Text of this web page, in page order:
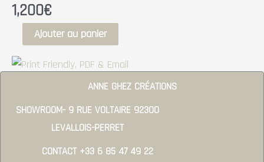
1,200€
Ajouter au panier
ANNE GHEZ CRÉATIONS
SHOWROOM- 9 RUE VOLTAIRE 92300
LEVALLOIS-PERRET
CONTACT +33 6 85 47 49 22